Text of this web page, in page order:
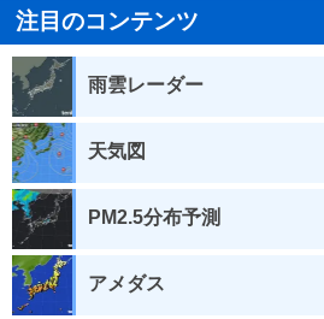
注目のコンテンツ
雨雲レーダー
天気図
PM2.5分布予測
アメダス